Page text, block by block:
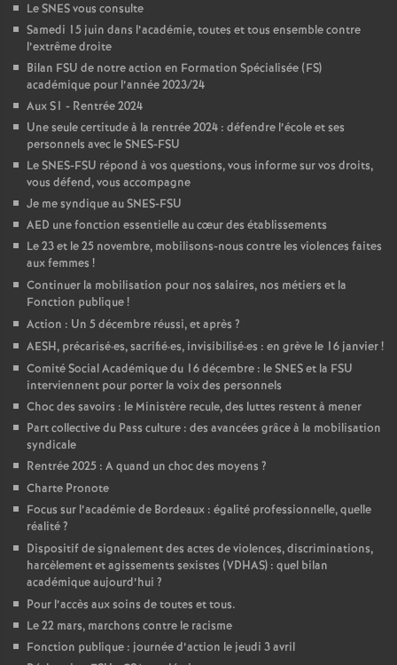
l
é
a
n
s
T
u
r
s
Le SNES vous consulte
Samedi 15 juin dans l’académie, toutes et tous ensemble contre
l’extrême droite
Bilan FSU de notre action en Formation Spécialisée (FS)
académique pour l’année 2023/24
Aux S1 - Rentrée 2024
Une seule certitude à la rentrée 2024 : défendre l’école et ses
personnels avec le SNES-FSU
Le SNES-FSU répond à vos questions, vous informe sur vos droits,
vous défend, vous accompagne
Je me syndique au SNES-FSU
AED une fonction essentielle au cœur des établissements
Le 23 et le 25 novembre, mobilisons-nous contre les violences faites
aux femmes !
Continuer la mobilisation pour nos salaires, nos métiers et la
Fonction publique!
Action : Un 5 décembre réussi, et après ?
AESH, précarisé·es, sacrifié·es, invisibilisé·es : en grève le 16 janvier!
Comité Social Académique du 16 décembre : le SNES et la FSU
interviennent pour porter la voix des personnels
Choc des savoirs : le Ministère recule, des luttes restent à mener
Part collective du Pass culture : des avancées grâce à la mobilisation
syndicale
Rentrée 2025 : A quand un choc des moyens ?
Charte Pronote
Focus sur l’académie de Bordeaux : égalité professionnelle, quelle
réalité?
Dispositif de signalement des actes de violences, discriminations,
harcèlement et agissements sexistes (VDHAS) : quel bilan
académique aujourd’hui ?
Pour l’accès aux soins de toutes et tous.
Le 22 mars, marchons contre le racisme
Fonction publique : journée d’action le jeudi 3 avril